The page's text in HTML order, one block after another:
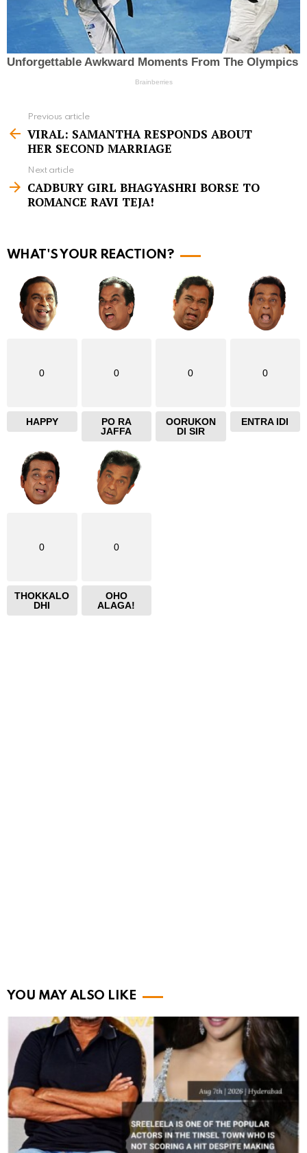
e
m
e
Previous article
VIRAL: SAMANTHA RESPONDS ABOUT
HER SECOND MARRIAGE
Next article
CADBURY GIRL BHAGYASHRI BORSE TO
ROMANCE RAVI TEJA!
WHAT'S YOUR REACTION?
0
HAPPY
0
PO RA
JAFFA
0
OORUKON
DI SIR
0
ENTRA IDI
0
THOKKALO
DHI
0
OHO
ALAGA!
YOU MAY ALSO LIKE